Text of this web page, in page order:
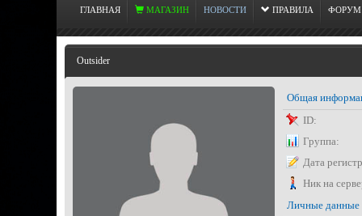
ГЛАВНАЯ МАГАЗИН НОВОСТИ ПРАВИЛА ФОРУМ
Outsider
Общая
ID:
Группа:
Дата
Ник на
Личные данные